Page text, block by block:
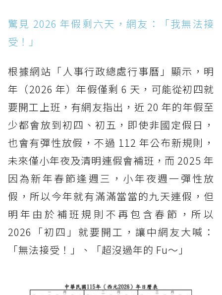
驚見 2026 年假剩六天，網友：「我無法接
受！」
根據網站「人事行政總處行事曆」顯示，明
年（2026 年）年假僅剩 6 天，可能從初四就
要開工上班，有網友指出，近 20 年的年假至
少都會放到初四、初五，即使非國定假日，
也會有彈性放假，不過 112 年公布新規則，
未來僅小年夜及清明連假會補班，而 2025 年
因為新年春節逢週三，小年夜週一彈性放
假，所以今年就有滿滿當當的九天連假，但
明年由於補班規則不再包含春節，所以
2026「初四」就要開工，讓中網友大喊：
「無法接受！」、「超沒過年的 Fu～」